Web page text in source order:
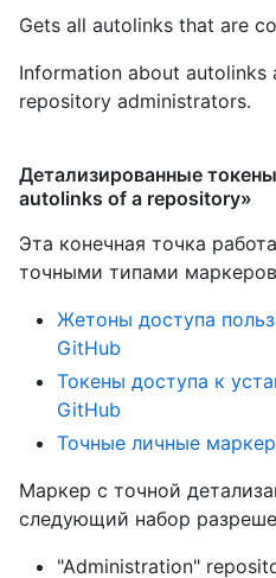
Gets all autolinks that are
Information about autolinks
repository administrators.
Детализированные
autolinks of a repository»
Эта конечная точка
точными типами маркеров
Жетоны доступа
GitHub
Токены доступа к
GitHub
Точные личные
Маркер с точной
следующий набор
"Administration"